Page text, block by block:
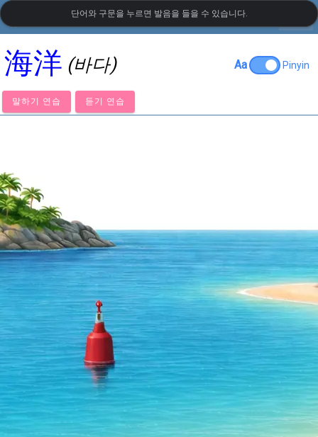
LanguageGuide.org•중국어 시각 어휘
海洋 (바다) Aa Pinyin
말하기 연습 듣기 연습
단어와 구문을 누르면 발음을 들을 수 있습니다.